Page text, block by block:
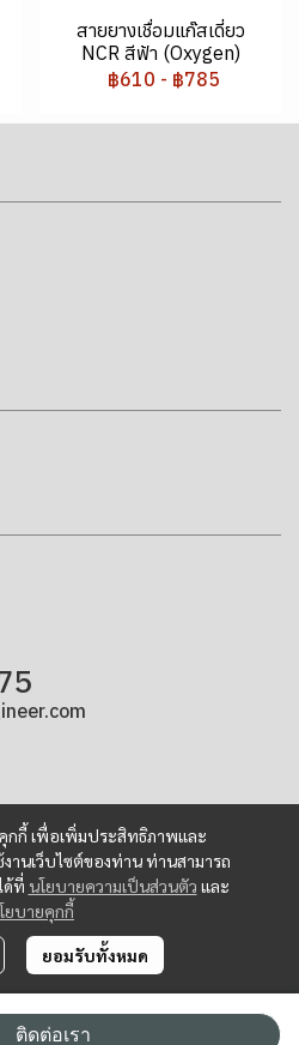
สายยางเชื่อมแก๊สเดี่ยว
NCR สีฟ้า (Oxygen)
฿610 - ฿785
ติดต่อเรา
กกี้ เพื่อเพิ่มประสิทธิภาพและ
านเว็บไซต์ของท่าน ท่านสามารถ
ด้ที่ นโยบายความเป็นส่วนตัว และ
ยบายคุกกี้
ยอมรับทั้งหมด